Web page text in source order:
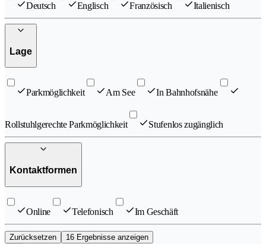
Deutsch Englisch Französisch Italienisch
Lage
Parkmöglichkeit Am See In Bahnhofsnähe
Rollstuhlgerechte Parkmöglichkeit Stufenlos zugänglich
Kontaktformen
Online Telefonisch Im Geschäft
Zurücksetzen 16 Ergebnisse anzeigen